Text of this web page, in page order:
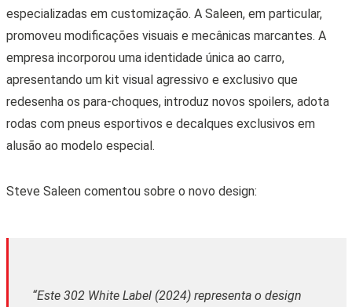
especializadas em customização. A Saleen, em particular,
promoveu modificações visuais e mecânicas marcantes. A
empresa incorporou uma identidade única ao carro,
apresentando um kit visual agressivo e exclusivo que
redesenha os para-choques, introduz novos spoilers, adota
rodas com pneus esportivos e decalques exclusivos em
alusão ao modelo especial.
Steve Saleen comentou sobre o novo design:
“Este 302 White Label (2024) representa o design